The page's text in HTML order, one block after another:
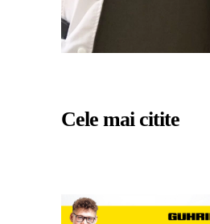
Cele mai citite